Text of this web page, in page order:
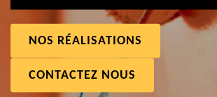
NOS RÉALISATIONS
CONTACTEZ NOUS